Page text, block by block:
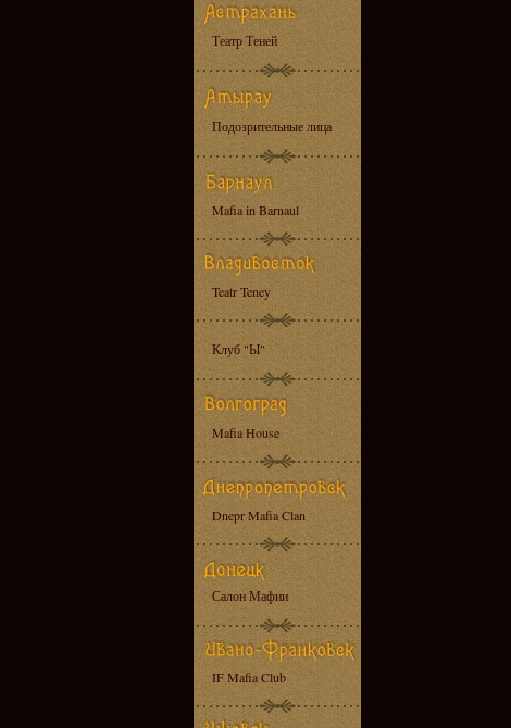
Театр Теней
Подозрительные лица
Mafia in Barnaul
Teatr Teney
Клуб "Ы"
Mafia House
Dnepr Mafia Clan
Салон Мафии
IF Mafia Club